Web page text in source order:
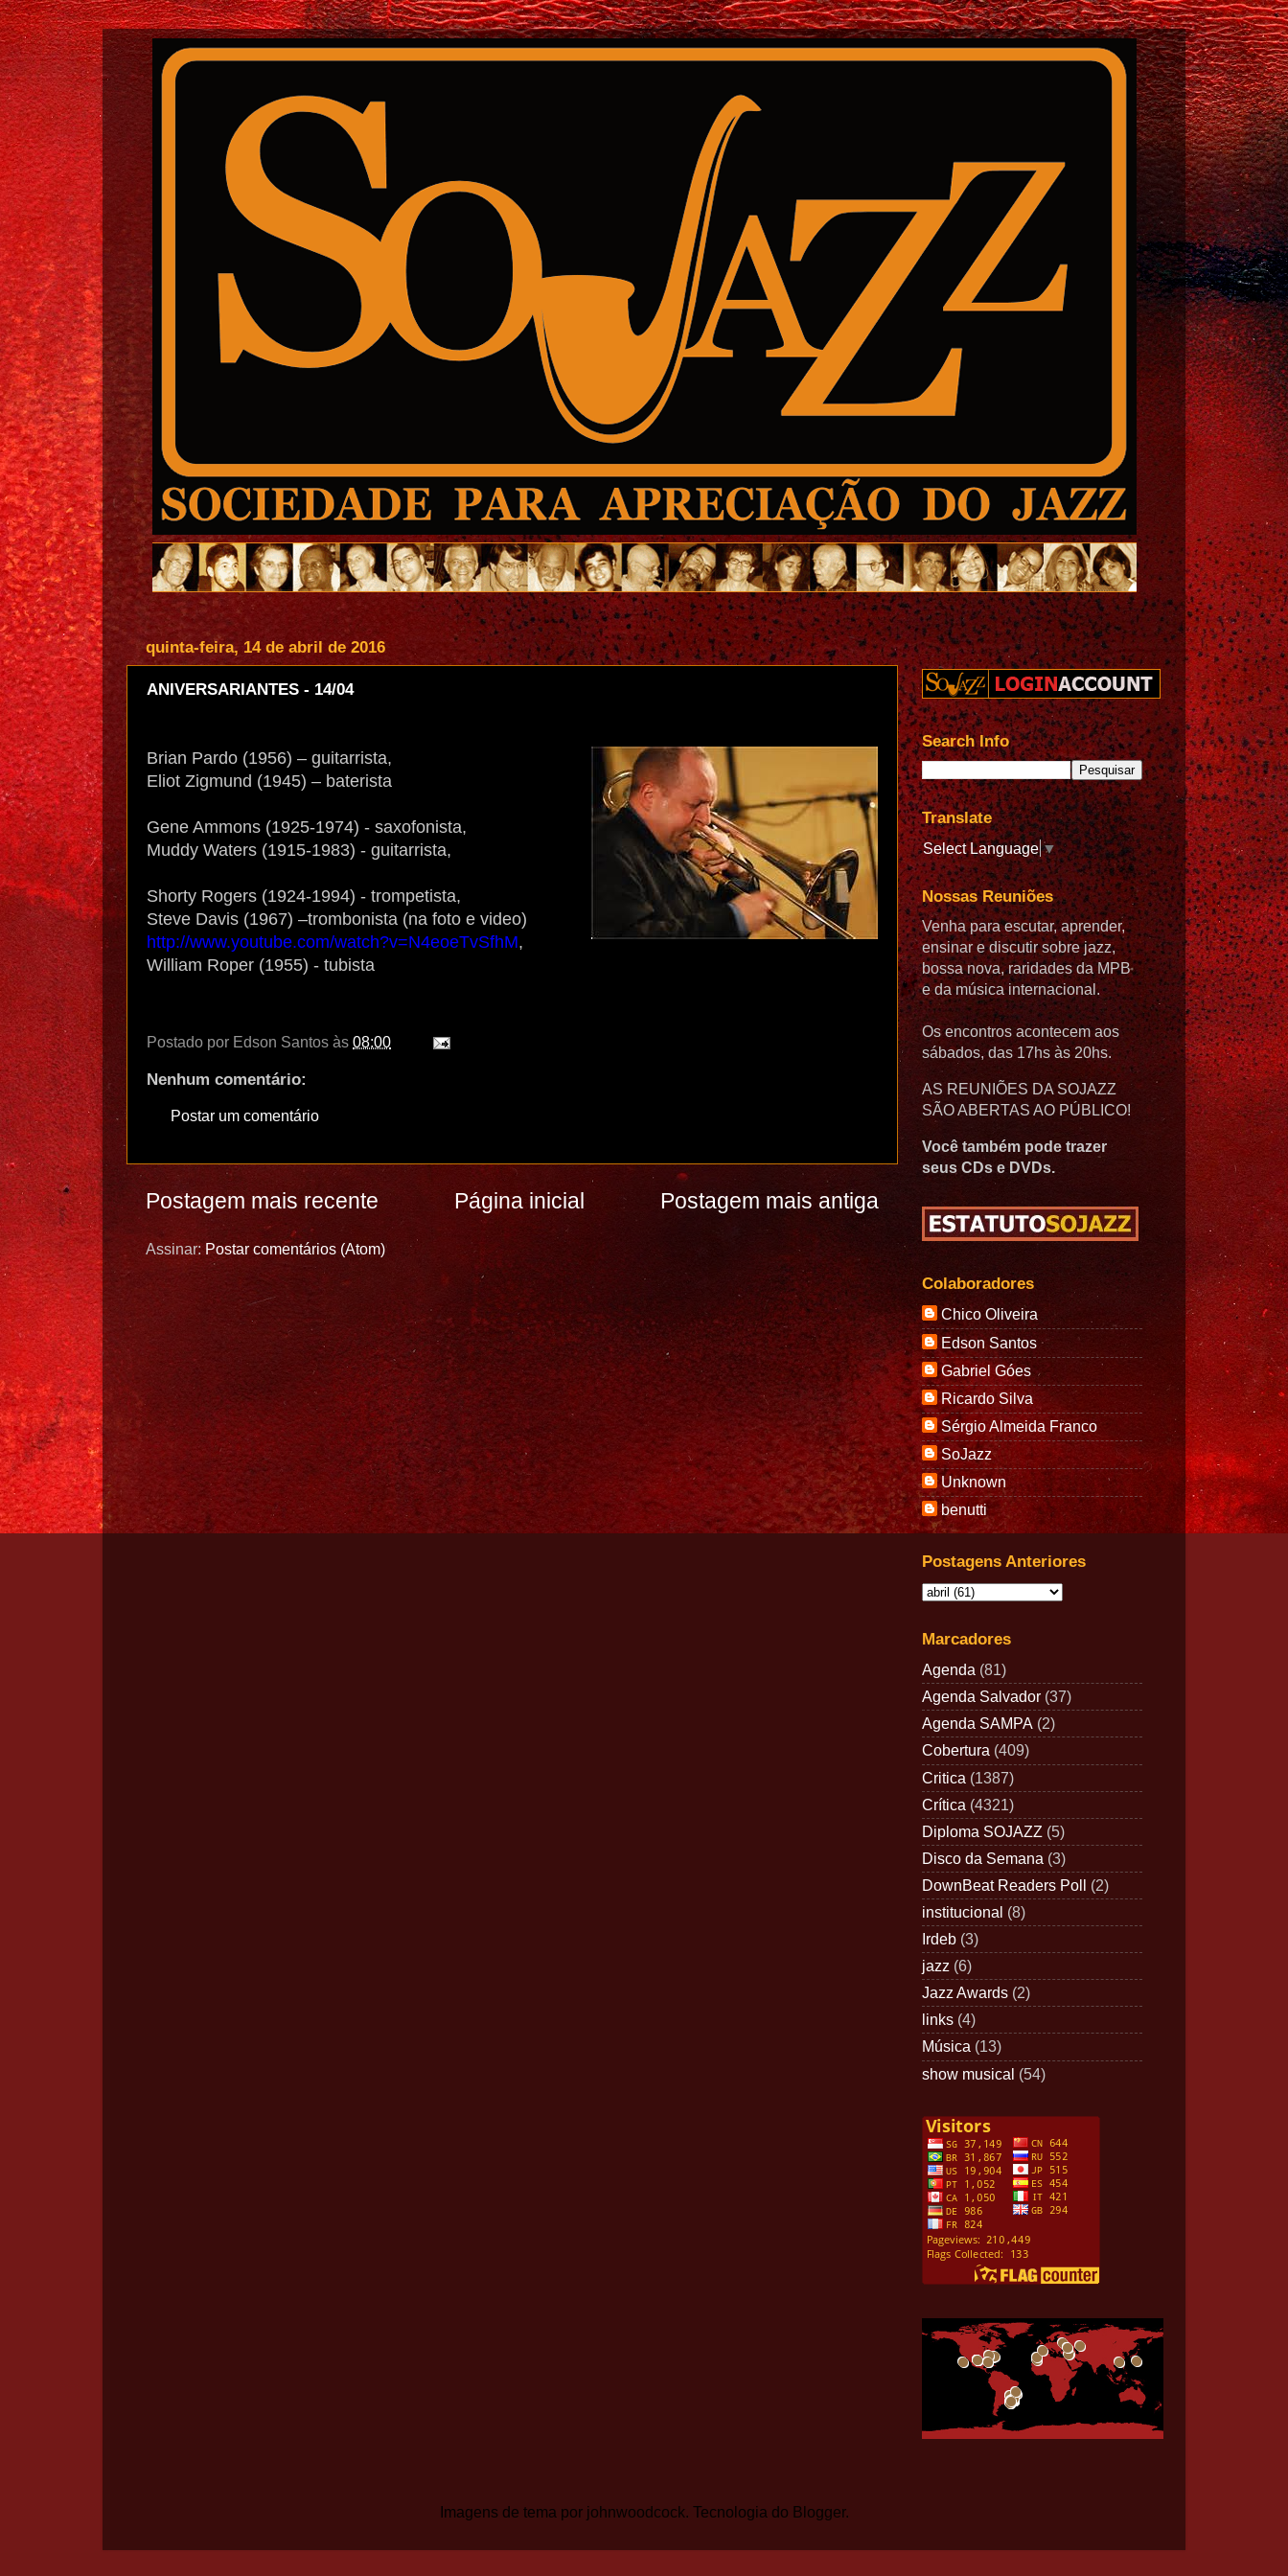
quinta-feira, 14 de abril de 2016
ANIVERSARIANTES - 14/04
Brian Pardo (1956) – guitarrista,
Eliot Zigmund (1945) – baterista
Gene Ammons (1925-1974) - saxofonista,
Muddy Waters (1915-1983) - guitarrista,
Shorty Rogers (1924-1994) - trompetista,
Steve Davis (1967) –trombonista (na foto e video)
http://www.youtube.com/watch?v=N4eoeTvSfhM,
William Roper (1955) - tubista
Postado por Edson Santos às 08:00
Nenhum comentário:
Postar um comentário
Postagem mais recente Postagem mais antiga
Página inicial
Assinar: Postar comentários (Atom)
Search Info
Translate
Select Language▼
Nossas Reuniões
Venha para escutar, aprender,
ensinar e discutir sobre jazz,
bossa nova, raridades da MPB
e da música internacional.
Os encontros acontecem aos
sábados, das 17hs às 20hs.
AS REUNIÕES DA SOJAZZ
SÃO ABERTAS AO PÚBLICO!
Você também pode trazer
seus CDs e DVDs.
Colaboradores
Chico Oliveira
Edson Santos
Gabriel Góes
Ricardo Silva
Sérgio Almeida Franco
SoJazz
Unknown
benutti
Postagens Anteriores
Marcadores
Agenda (81)
Agenda Salvador (37)
Agenda SAMPA (2)
Cobertura (409)
Critica (1387)
Crítica (4321)
Diploma SOJAZZ (5)
Disco da Semana (3)
DownBeat Readers Poll (2)
institucional (8)
Irdeb (3)
jazz (6)
Jazz Awards (2)
links (4)
Música (13)
show musical (54)
Imagens de tema por johnwoodcock. Tecnologia do Blogger.